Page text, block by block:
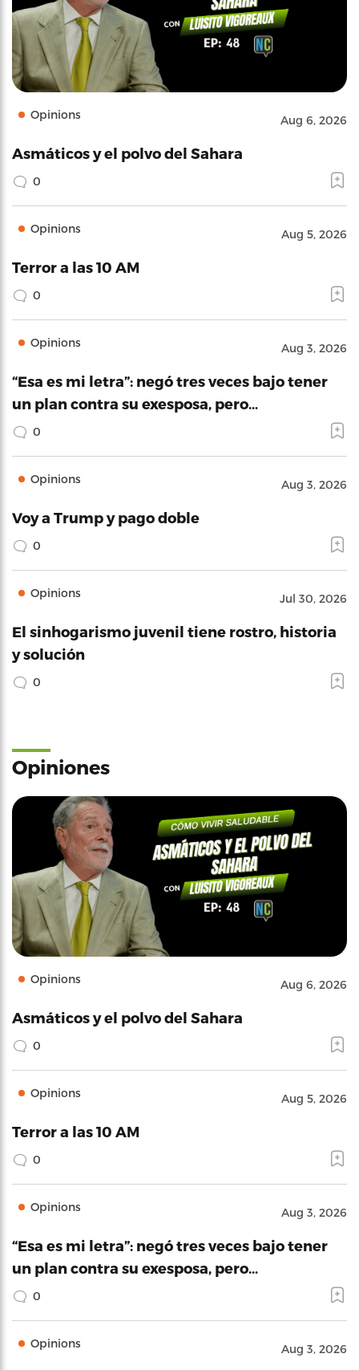
Opinions Aug 6, 2026
Asmáticos y el polvo del Sahara
0
Opinions Aug 5, 2026
Terror a las 10 AM
0
Opinions Aug 3, 2026
“Esa es mi letra”: negó tres veces bajo tener
un plan contra su exesposa, pero…
0
Opinions Aug 3, 2026
Voy a Trump y pago doble
0
Opinions Jul 30, 2026
El sinhogarismo juvenil tiene rostro, historia
y solución
0
Opiniones
Opinions Aug 6, 2026
Asmáticos y el polvo del Sahara
0
Opinions Aug 5, 2026
Terror a las 10 AM
0
Opinions Aug 3, 2026
“Esa es mi letra”: negó tres veces bajo tener
un plan contra su exesposa, pero…
0
Opinions Aug 3, 2026